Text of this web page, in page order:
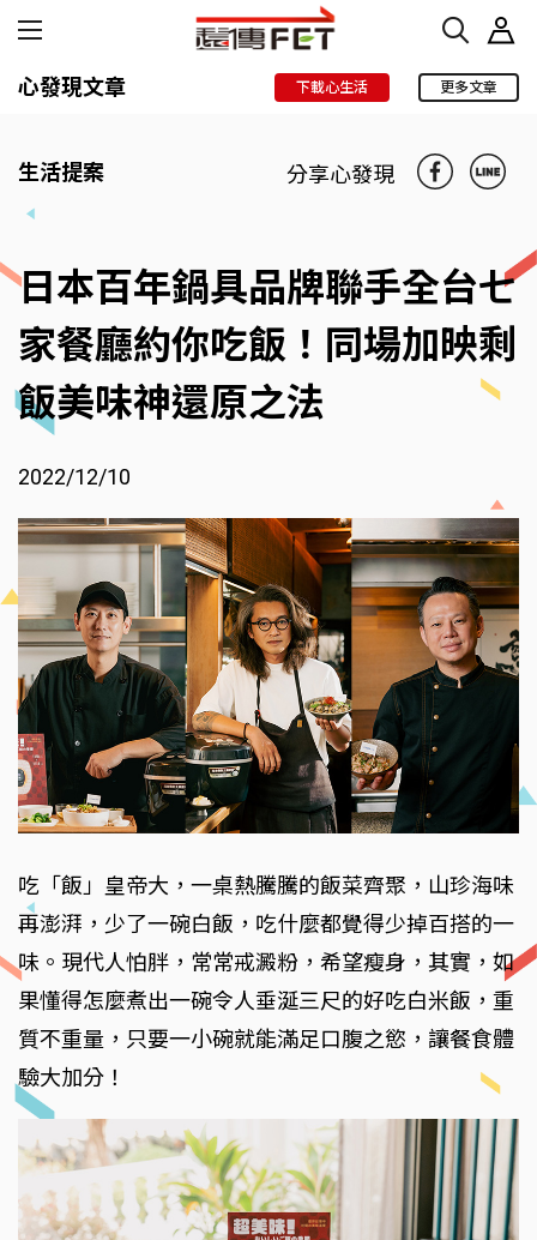
心發現文章 下載心生活 更多文章
生活提案 分享心發現
日本百年鍋具品牌聯手全台七
家餐廳約你吃飯！同場加映剩
飯美味神還原之法
2022/12/10
吃「飯」皇帝大，一桌熱騰騰的飯菜齊聚，山珍海味
再澎湃，少了一碗白飯，吃什麼都覺得少掉百搭的一
味。現代人怕胖，常常戒澱粉，希望瘦身，其實，如
果懂得怎麼煮出一碗令人垂涎三尺的好吃白米飯，重
質不重量，只要一小碗就能滿足口腹之慾，讓餐食體
驗大加分！